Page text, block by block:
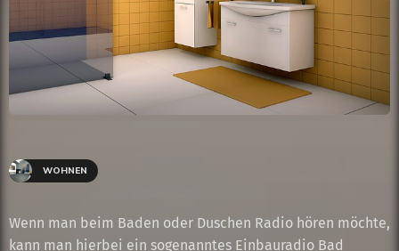
WOHNEN
Wenn man beim Baden oder Duschen Radio hören möchte,
kann man hierbei ein sogenanntes Einbauradio Bad